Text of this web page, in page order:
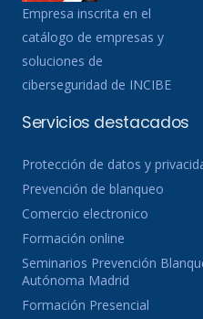
Empresa inscrita en el
catálogo de empresas y
soluciones de
ciberseguridad de INCIBE
Servicios destacados
Protección de datos y
Prevención de blanqueo
Comercio electronico
Formación online
Seminarios Prevención
Autónoma Madrid
Formación Presencial